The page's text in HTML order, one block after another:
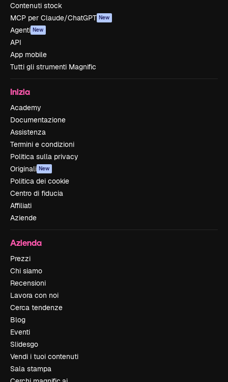
Contenuti stock
MCP per Claude/ChatGPT New
Agenti New
API
App mobile
Tutti gli strumenti Magnific
Inizia
Academy
Documentazione
Assistenza
Termini e condizioni
Politica sulla privacy
Originali New
Politica dei cookie
Centro di fiducia
Affiliati
Aziende
Azienda
Prezzi
Chi siamo
Recensioni
Lavora con noi
Cerca tendenze
Blog
Eventi
Slidesgo
Vendi i tuoi contenuti
Sala stampa